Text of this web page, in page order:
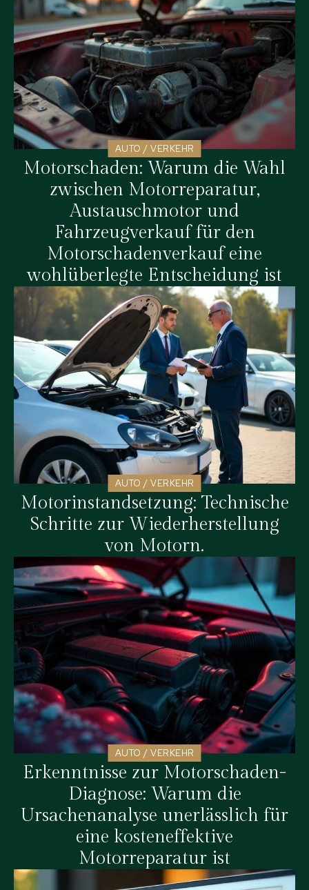
AUTO / VERKEHR
Motorschaden: Warum die Wahl
zwischen Motorreparatur,
Austauschmotor und
Fahrzeugverkauf für den
Motorschadenverkauf eine
wohlüberlegte Entscheidung ist
AUTO / VERKEHR
Motorinstandsetzung: Technische
Schritte zur Wiederherstellung
von Motorn.
AUTO / VERKEHR
Erkenntnisse zur Motorschaden-
Diagnose: Warum die
Ursachenanalyse unerlässlich für
eine kosteneffektive
Motorreparatur ist